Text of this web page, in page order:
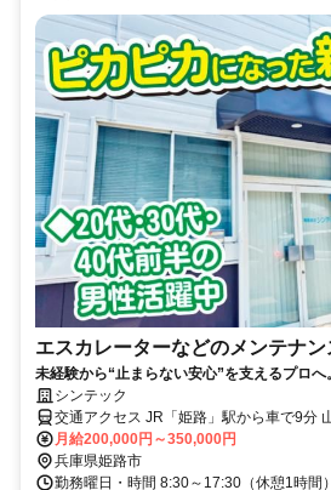
エスカレーターなどのメンテナン
未経験から“止まらない安心”を支えるプロ
り前を守ろう！
シンテック
交通アクセス JR「姫路」駅から車で9分
歩20分
月給200,000円～350,000円
兵庫県姫路市
勤務曜日・時間 8:30～17:30（休憩1時